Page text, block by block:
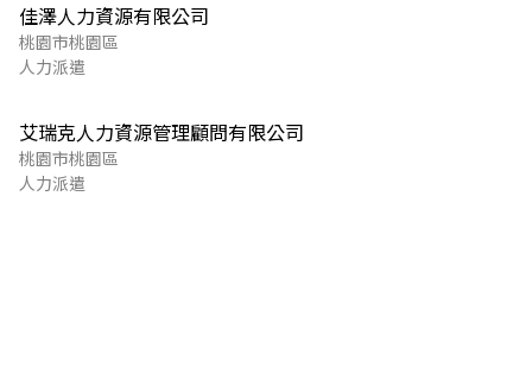
佳澤人力資源有限公司
桃園市桃園區
人力派遣
艾瑞克人力資源管理顧問有限公司
桃園市桃園區
人力派遣